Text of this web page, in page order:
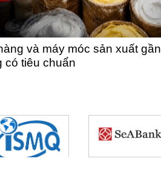
và máy móc sản xuất gần
có tiêu chuẩn